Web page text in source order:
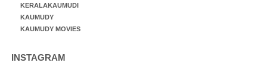
KERALAKAUMUDI
KAUMUDY
KAUMUDY MOVIES
INSTAGRAM